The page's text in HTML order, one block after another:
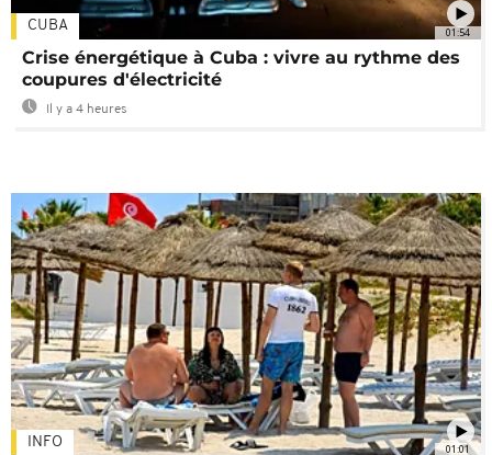
01:54
CUBA
Crise énergétique à Cuba : vivre au rythme des
coupures d'électricité
Il y a 4 heures
01:01
INFO